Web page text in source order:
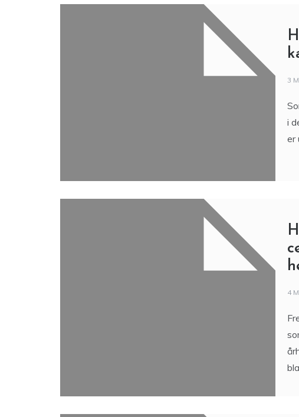
3
i
er
4